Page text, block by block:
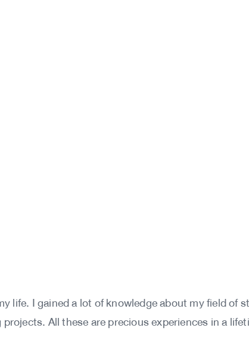
life. I gained a lot of knowledge about my field of
All these are precious experiences in a